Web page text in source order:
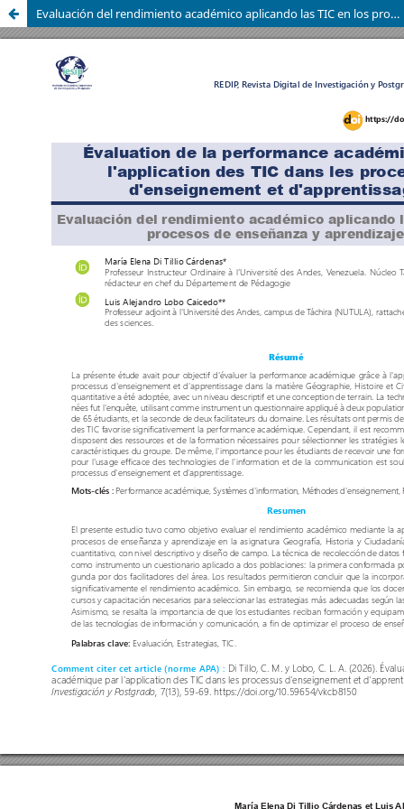
Evaluación del rendimiento académico aplicando las TIC en los procesos de enseñanza y aprendizaje